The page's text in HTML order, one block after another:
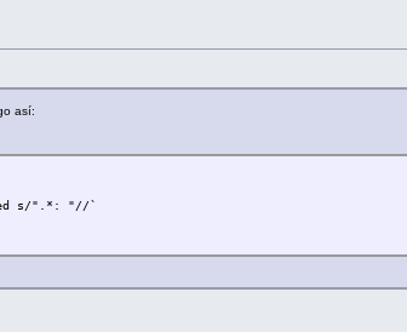
así:
s/".*: "//`